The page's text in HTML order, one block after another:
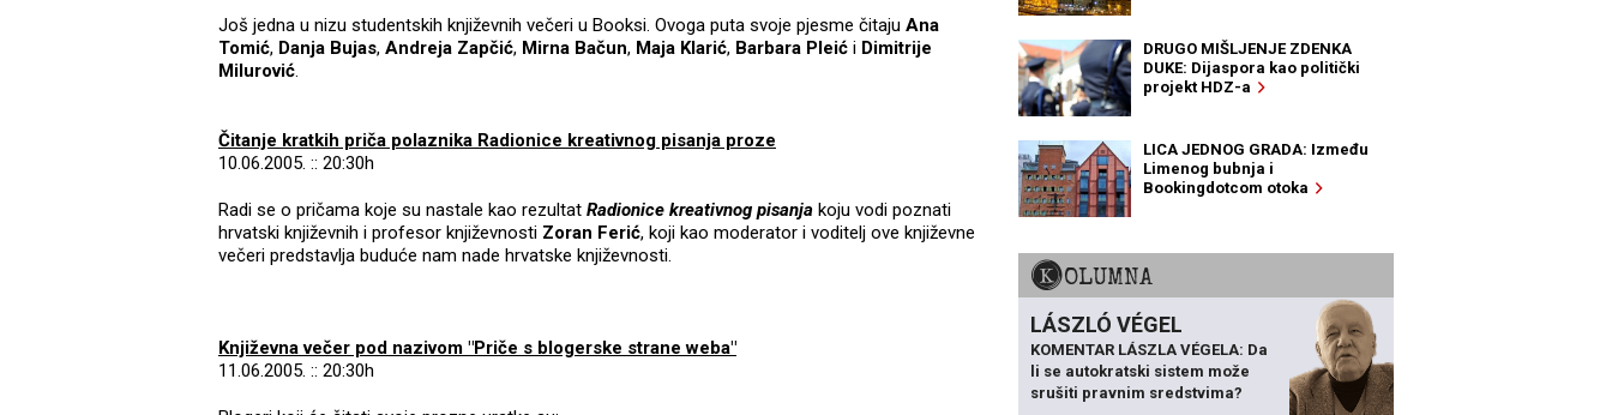
Još jedna u nizu studentskih književnih večeri u Booksi. Ovoga puta svoje pjesme čitaju Ana
Tomić, Danja Bujas, Andreja Zapčić, Mirna Bačun, Maja Klarić, Barbara Pleić i Dimitrije
Milurović.
Čitanje kratkih priča polaznika Radionice kreativnog pisanja proze
10.06.2005. :: 20:30h
Radi se o pričama koje su nastale kao rezultat Radionice kreativnog pisanja koju vodi poznati
hrvatski književnih i profesor književnosti Zoran Ferić, koji kao moderator i voditelj ove književne
večeri predstavlja buduće nam nade hrvatske književnosti.
Književna večer pod nazivom "Priče s blogerske strane weba"
11.06.2005. :: 20:30h
DRUGO MIŠLJENJE ZDENKA
DUKE: Dijaspora kao politički
projekt HDZ-a
LICA JEDNOG GRADA: Između
Limenog bubnja i
Bookingdotcom otoka
KOLUMNA
LÁSZLÓ VÉGEL
KOMENTAR LÁSZLA VÉGELA: Da
li se autokratski sistem može
srušiti pravnim sredstvima?